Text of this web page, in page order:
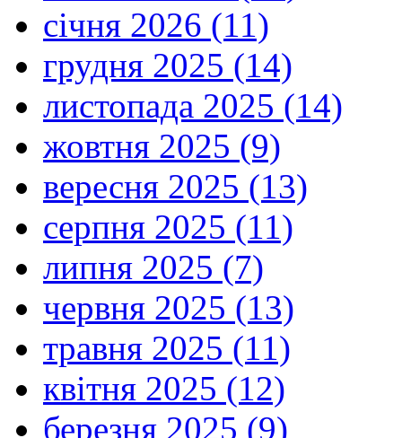
січня 2026 (11)
грудня 2025 (14)
листопада 2025 (14)
жовтня 2025 (9)
вересня 2025 (13)
серпня 2025 (11)
липня 2025 (7)
червня 2025 (13)
травня 2025 (11)
квітня 2025 (12)
березня 2025 (9)